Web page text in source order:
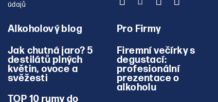
údajů
Alkoholový blog
Jak chutná jaro? 5
destilátů plných
květin, ovoce a
svěžesti
TOP 10 rumy do
Pro Firmy
Firemní večírky s
degustací:
profesionální
prezentace o
alkoholu